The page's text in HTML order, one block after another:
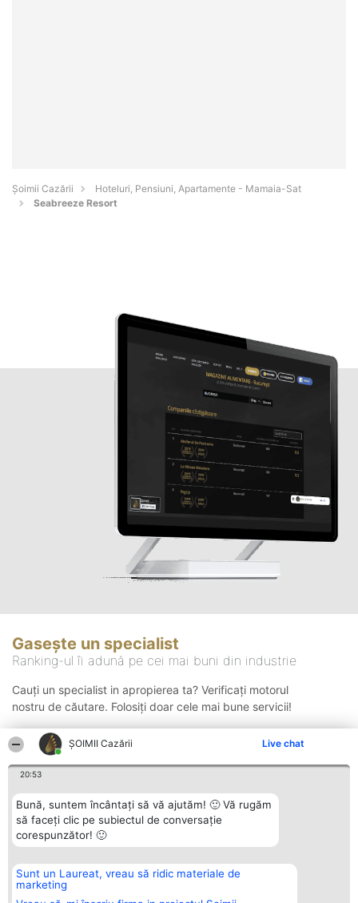
ȘOIMII Cazării Live chat
20:53
Bună, suntem încântați să vă ajutăm! 🙂 Vă rugăm
să faceți clic pe subiectul de conversație
corespunzător! 🙂
Sunt un Laureat, vreau să ridic materiale de
marketing
Șoimii Cazării
Hoteluri, Pensiuni, Apartamente - Mamaia-Sat
Seabreeze Resort
Gasește un specialist
Ranking-ul îi adună pe cei mai buni din industrie
Cauți un specialist in apropierea ta? Verificați motorul
nostru de căutare. Folosiți doar cele mai bune servicii!
Organizator Ranking
BRIGHT SOLUTIONS BR SRL
Aleea Timisul De Sus 2 Bl. A30
Plebiscyt
Lista Tuturor
Contact